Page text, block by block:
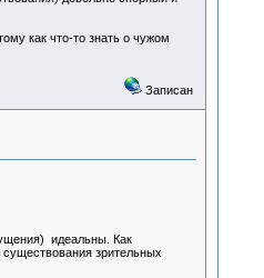
как что-то знать о чужом
Записан
идеальны. Как
зрительных